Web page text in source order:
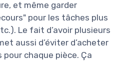
et même garder
pour les tâches plus
Le fait d’avoir plusieurs
aussi d’éviter d’acheter
chaque pièce. Ça